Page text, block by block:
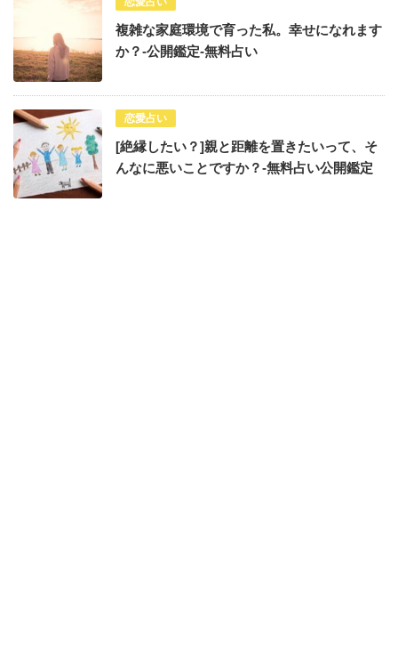
複雑な家庭環境で育った私。幸せになれます
か？-公開鑑定-無料占い
恋愛占い
[絶縁したい？]親と距離を置きたいって、そ
んなに悪いことですか？-無料占い公開鑑定